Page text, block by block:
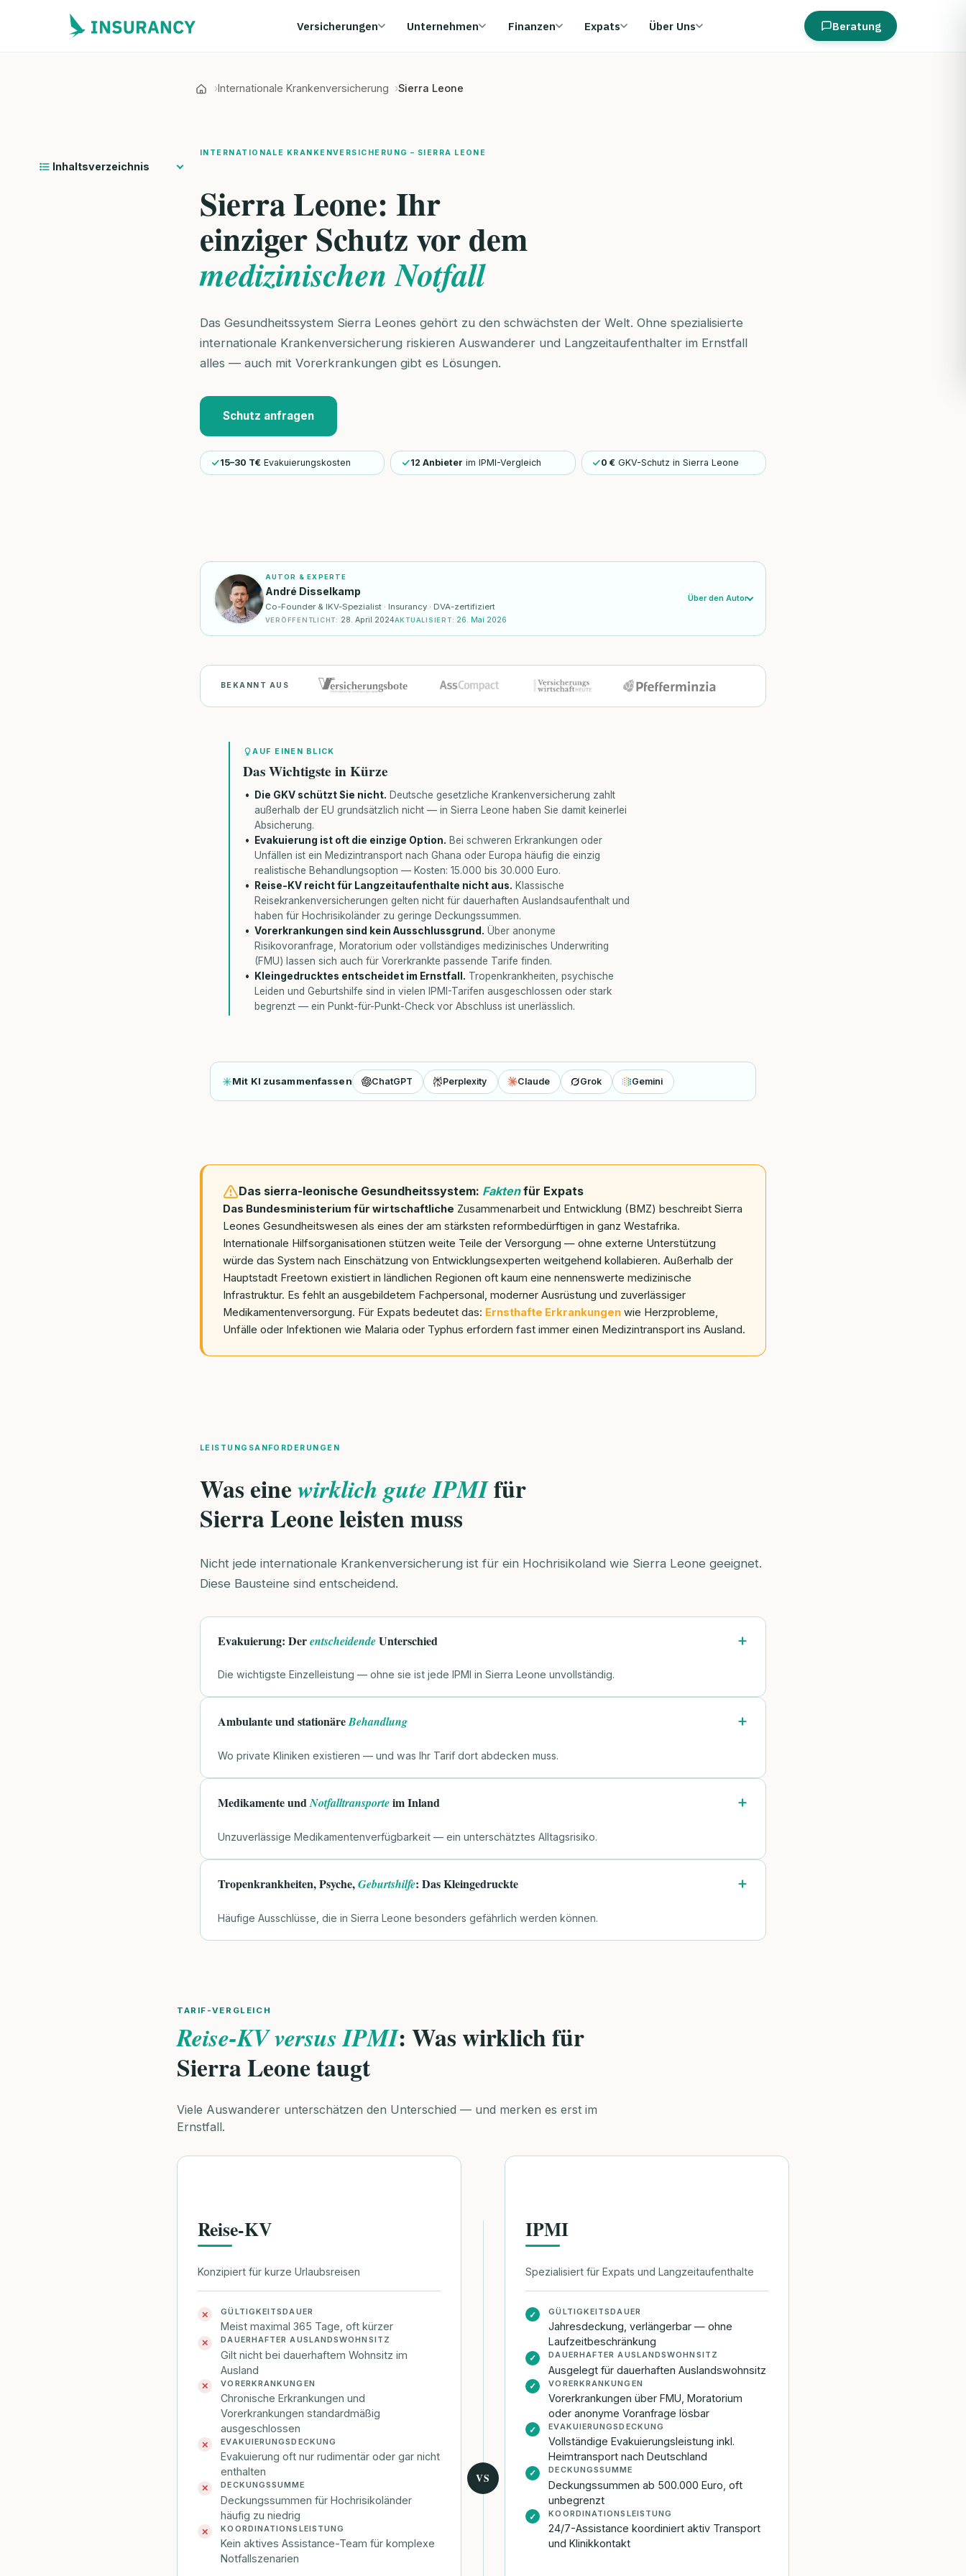
Versicherungen Unternehmen Finanzen Expats Über Uns Beratung
Internationale Krankenversicherung Sierra Leone
INTERNATIONALE KRANKENVERSICHERUNG – SIERRA LEONE
Sierra Leone: Ihr
einziger Schutz vor dem
medizinischen Notfall
Das Gesundheitssystem Sierra Leones gehört zu den schwächsten der Welt. Ohne spezialisierte
internationale Krankenversicherung riskieren Auswanderer und Langzeitaufenthalter im Ernstfall
alles — auch mit Vorerkrankungen gibt es Lösungen.
Schutz anfragen
15–30 T€ Evakuierungskosten 12 Anbieter im IPMI-Vergleich 0 € GKV-Schutz in Sierra Leone
AUTOR & EXPERTE
André Disselkamp
Co-Founder & IKV-Spezialist · Insurancy · DVA-zertifiziert
VERÖFFENTLICHT: 28. April 2024AKTUALISIERT: 26. Mai 2026
Über den Autor
BEKANNT AUS
Inhaltsverzeichnis
AUF EINEN BLICK
Das Wichtigste in Kürze
Die GKV schützt Sie nicht. Deutsche gesetzliche Krankenversicherung zahlt
außerhalb der EU grundsätzlich nicht — in Sierra Leone haben Sie damit keinerlei
Absicherung.
Evakuierung ist oft die einzige Option. Bei schweren Erkrankungen oder
Unfällen ist ein Medizintransport nach Ghana oder Europa häufig die einzig
realistische Behandlungsoption — Kosten: 15.000 bis 30.000 Euro.
Reise-KV reicht für Langzeitaufenthalte nicht aus. Klassische
Reisekrankenversicherungen gelten nicht für dauerhaften Auslandsaufenthalt und
haben für Hochrisikoländer zu geringe Deckungssummen.
Vorerkrankungen sind kein Ausschlussgrund. Über anonyme
Risikovoranfrage, Moratorium oder vollständiges medizinisches Underwriting
(FMU) lassen sich auch für Vorerkrankte passende Tarife finden.
Kleingedrucktes entscheidet im Ernstfall. Tropenkrankheiten, psychische
Leiden und Geburtshilfe sind in vielen IPMI-Tarifen ausgeschlossen oder stark
begrenzt — ein Punkt-für-Punkt-Check vor Abschluss ist unerlässlich.
Mit KI zusammenfassen ChatGPT Perplexity Claude Grok Gemini
Das sierra-leonische Gesundheitssystem: Faktenfür Expats
Das Bundesministerium für wirtschaftliche Zusammenarbeit und Entwicklung (BMZ) beschreibt Sierra
Leones Gesundheitswesen als eines der am stärksten reformbedürftigen in ganz Westafrika.
Internationale Hilfsorganisationen stützen weite Teile der Versorgung — ohne externe Unterstützung
würde das System nach Einschätzung von Entwicklungsexperten weitgehend kollabieren. Außerhalb der
Hauptstadt Freetown existiert in ländlichen Regionen oft kaum eine nennenswerte medizinische
Infrastruktur. Es fehlt an ausgebildetem Fachpersonal, moderner Ausrüstung und zuverlässiger
Medikamentenversorgung. Für Expats bedeutet das: Ernsthafte Erkrankungen wie Herzprobleme,
Unfälle oder Infektionen wie Malaria oder Typhus erfordern fast immer einen Medizintransport ins Ausland.
LEISTUNGSANFORDERUNGEN
Was einewirklich gute IPMIfür
Sierra Leone leisten muss
Nicht jede internationale Krankenversicherung ist für ein Hochrisikoland wie Sierra Leone geeignet.
Diese Bausteine sind entscheidend.
Evakuierung: DerentscheidendeUnterschied
Die wichtigste Einzelleistung — ohne sie ist jede IPMI in Sierra Leone unvollständig.
Ambulante und stationäreBehandlung
Wo private Kliniken existieren — und was Ihr Tarif dort abdecken muss.
Medikamente undNotfalltransporteim Inland
Unzuverlässige Medikamentenverfügbarkeit — ein unterschätztes Alltagsrisiko.
Tropenkrankheiten, Psyche,Geburtshilfe: Das Kleingedruckte
Häufige Ausschlüsse, die in Sierra Leone besonders gefährlich werden können.
TARIF-VERGLEICH
Reise-KV versus IPMI: Was wirklich für
Sierra Leone taugt
Viele Auswanderer unterschätzen den Unterschied — und merken es erst im
Ernstfall.
Reise-KV
Konzipiert für kurze Urlaubsreisen
✕ GÜLTIGKEITSDAUER
Meist maximal 365 Tage, oft kürzer
✕ DAUERHAFTER AUSLANDSWOHNSITZ
Gilt nicht bei dauerhaftem Wohnsitz im
Ausland
✕ VORERKRANKUNGEN
Chronische Erkrankungen und
Vorerkrankungen standardmäßig
ausgeschlossen
✕ EVAKUIERUNGSDECKUNG
Evakuierung oft nur rudimentär oder gar nicht
enthalten
✕ DECKUNGSSUMME
Deckungssummen für Hochrisikoländer
häufig zu niedrig
✕ KOORDINATIONSLEISTUNG
Kein aktives Assistance-Team für komplexe
Notfallszenarien
VS
IPMI
Spezialisiert für Expats und Langzeitaufenthalte
✓ GÜLTIGKEITSDAUER
Jahresdeckung, verlängerbar — ohne
Laufzeitbeschränkung
✓ DAUERHAFTER AUSLANDSWOHNSITZ
Ausgelegt für dauerhaften Auslandswohnsitz
✓ VORERKRANKUNGEN
Vorerkrankungen über FMU, Moratorium
oder anonyme Voranfrage lösbar
✓ EVAKUIERUNGSDECKUNG
Vollständige Evakuierungsleistung inkl.
Heimtransport nach Deutschland
✓ DECKUNGSSUMME
Deckungssummen ab 500.000 Euro, oft
unbegrenzt
✓ KOORDINATIONSLEISTUNG
24/7-Assistance koordiniert aktiv Transport
und Klinikkontakt